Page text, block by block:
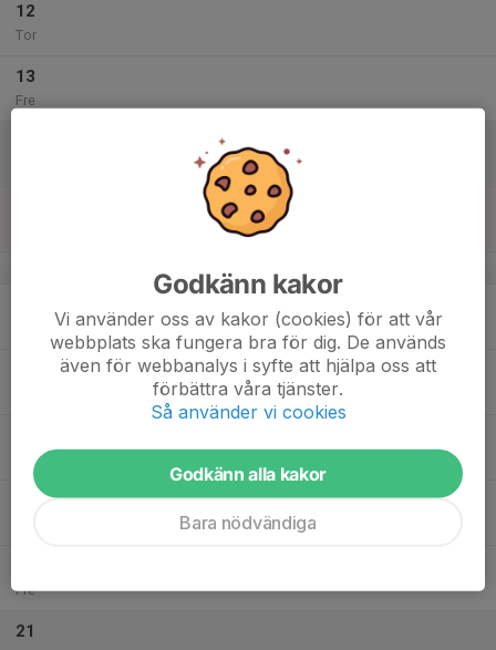
12
Tor
13
Fre
Ons
Fre
21
Godkänn kakor
Vi använder oss av kakor (cookies) för att vår
webbplats ska fungera bra för dig. De används
även för webbanalys i syfte att hjälpa oss att
förbättra våra tjänster.
Så använder vi cookies
Godkänn alla kakor
Bara nödvändiga